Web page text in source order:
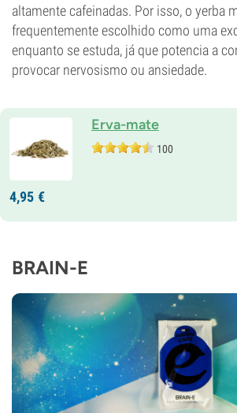
altamente cafeinadas. Por isso, o yerba
frequentemente escolhido como uma
enquanto se estuda, já que potencia a
provocar nervosismo ou ansiedade.
Erva-mate
100
4,95 €
BRAIN-E